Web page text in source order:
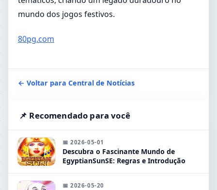
mundo dos jogos festivos.
80pg.com
← Voltar para Central de Notícias
📌 Recomendado para você
📅 2026-05-01
Descubra o Fascinante Mundo de
EgyptianSunSE: Regras e Introdução
📅 2026-05-20